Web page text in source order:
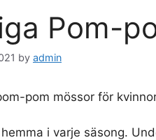
Pom-
by admin
i varje säsong.